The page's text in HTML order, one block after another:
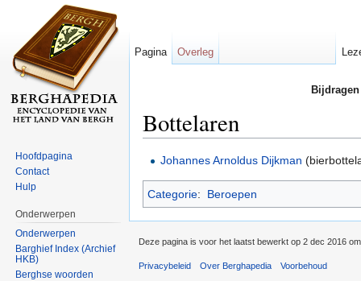
Bottelaren
Johannes Arnoldus Dijkman
Categorie: Beroepen
Pagina Overleg
Hoofdpagina
Contact
Hulp
Onderwerpen
Onderwerpen
Barghief Index (Archief
HKB)
Berghse woorden
Deze pagina is voor het laatst bewerkt op 2 dec 2016
Privacybeleid Over Berghapedia Voorbehoud